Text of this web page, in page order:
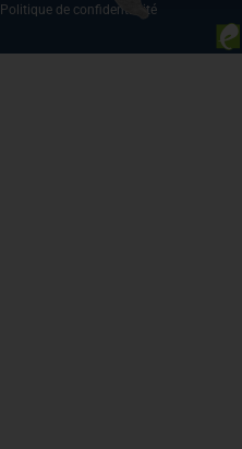
Politique de confidentialité